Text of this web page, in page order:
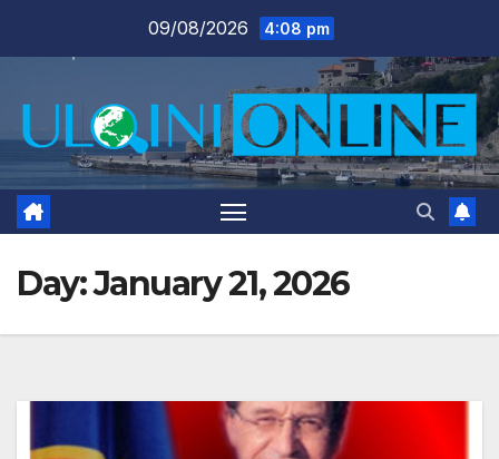
09/08/2026 4:08 pm
Day:January 21, 2026